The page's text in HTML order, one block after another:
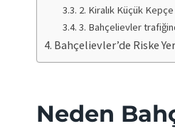
2. Kiralık Küçük
3. Bahçelievler
Bahçelievler’de Riske
Neden